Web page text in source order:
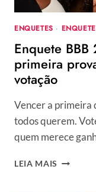
E
QUAL
DUPLA
DEVE
SER
ENQUETES ·
Enquete
primeira
votação
Vencer a primeira
todos querem.
quem merece
LEIA MAIS ENQUETE